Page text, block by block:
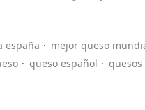
españa
mejor queso
queso español
quesos